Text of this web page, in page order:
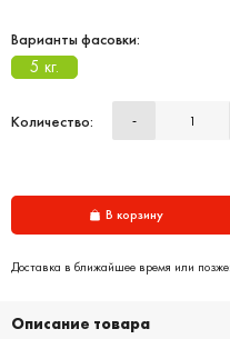
Варианты фасовки:
5 кг.
Количество: -
В корзину
Доставка в ближайшее время или позже:
Описание товара